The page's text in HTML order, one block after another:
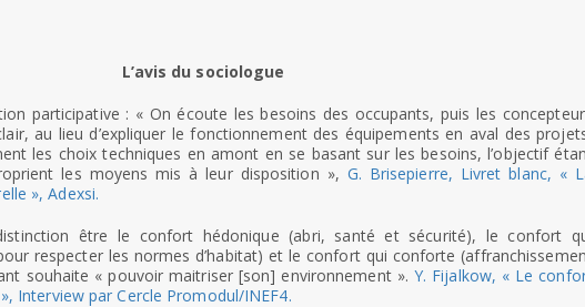
L’avis du sociologue
participative : « On écoute les besoins des occupants, puis les
au lieu d’expliquer le fonctionnement des équipements en aval des
les choix techniques en amont en se basant sur les besoins, l’objectif
les moyens mis à leur disposition », G. Brisepierre, Livret blanc, «
», Adexsi.
être le confort hédonique (abri, santé et sécurité), le confort
respecter les normes d’habitat) et le confort qui conforte
souhaite « pouvoir maitriser [son] environnement ». Y. Fijalkow, « Le
Interview par Cercle Promodul/INEF4.